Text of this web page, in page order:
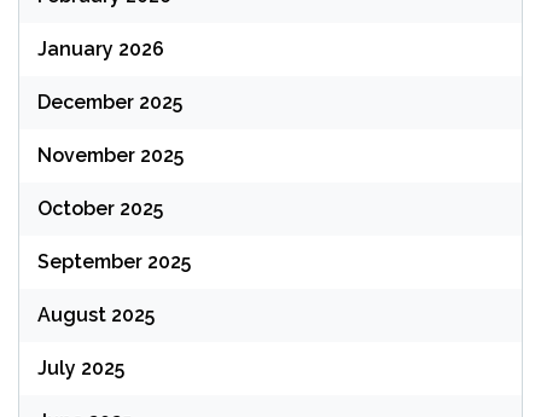
January 2026
December 2025
November 2025
October 2025
September 2025
August 2025
July 2025